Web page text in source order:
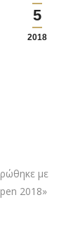
5
2018
με
2018»